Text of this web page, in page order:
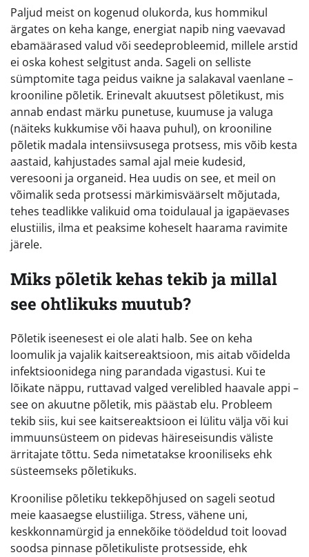
Paljud meist on kogenud olukorda, kus hommikul
ärgates on keha kange, energiat napib ning vaevavad
ebamäärased valud või seedeprobleemid, millele arstid
ei oska kohest selgitust anda. Sageli on selliste
sümptomite taga peidus vaikne ja salakaval vaenlane –
krooniline põletik. Erinevalt akuutsest põletikust, mis
annab endast märku punetuse, kuumuse ja valuga
(näiteks kukkumise või haava puhul), on krooniline
põletik madala intensiivsusega protsess, mis võib kesta
aastaid, kahjustades samal ajal meie kudesid,
veresooni ja organeid. Hea uudis on see, et meil on
võimalik seda protsessi märkimisväärselt mõjutada,
tehes teadlikke valikuid oma toidulaual ja igapäevases
elustiilis, ilma et peaksime koheselt haarama ravimite
järele.
Miks põletik kehas tekib ja millal
see ohtlikuks muutub?
Põletik iseenesest ei ole alati halb. See on keha
loomulik ja vajalik kaitsereaktsioon, mis aitab võidelda
infektsioonidega ning parandada vigastusi. Kui te
lõikate näppu, ruttavad valged verelibled haavale appi –
see on akuutne põletik, mis päästab elu. Probleem
tekib siis, kui see kaitsereaktsioon ei lülitu välja või kui
immuunsüsteem on pidevas häireseisundis väliste
ärritajate tõttu. Seda nimetatakse krooniliseks ehk
süsteemseks põletikuks.
Kroonilise põletiku tekkepõhjused on sageli seotud
meie kaasaegse elustiiliga. Stress, vähene uni,
keskkonnamürgid ja ennekõike töödeldud toit loovad
soodsa pinnase põletikuliste protsesside, ehk